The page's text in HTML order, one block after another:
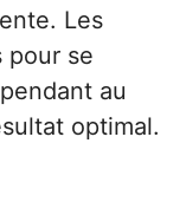
Les
pour se
au
optimal.